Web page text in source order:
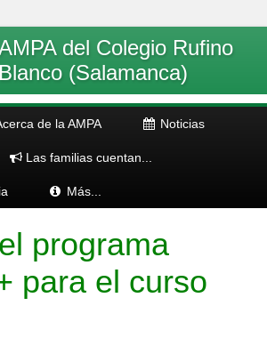
del Colegio Rufino
Blanco (Salamanca)
de la AMPA Noticias
Las familias cuentan...
Más...
programa
para el curso